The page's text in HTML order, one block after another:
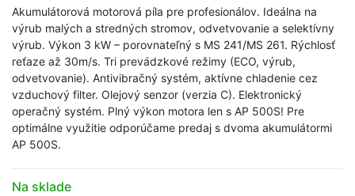
Akumulátorová motorová píla pre profesionálov. Ideálna na
výrub malých a stredných stromov, odvetvovanie a selektívny
výrub. Výkon 3 kW – porovnateľný s MS 241/MS 261. Rýchlosť
reťaze až 30m/s. Tri prevádzkové režimy (ECO, výrub,
odvetvovanie). Antivibračný systém, aktívne chladenie cez
vzduchový filter. Olejový senzor (verzia C). Elektronický
operačný systém. Plný výkon motora len s AP 500S! Pre
optimálne využitie odporúčame predaj s dvoma akumulátormi
AP 500S.
Na sklade